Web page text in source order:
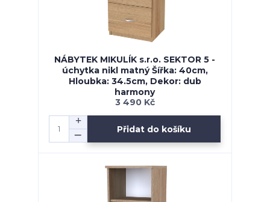
NÁBYTEK MIKULÍK s.r.o. SEKTOR 5 -
úchytka nikl matný Šířka: 40cm,
Hloubka: 34.5cm, Dekor: dub
harmony
3 490 Kč
Přidat do košíku